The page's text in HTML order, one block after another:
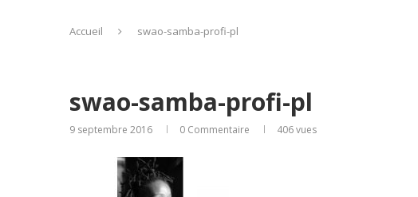
Accueil swao-samba-profi-pl
swao-samba-profi-pl
9 septembre 2016 0 Commentaire 406vues